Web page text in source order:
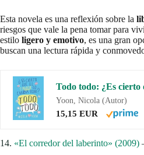
Esta novela es una reflexión sobre la
riesgos que vale la pena tomar para
estilo ligero y emotivo, es una gran
buscan una lectura rápida y
Yoon, Nicola (Autor)
15,15 EUR
14. «El corredor del laberinto» (2009)